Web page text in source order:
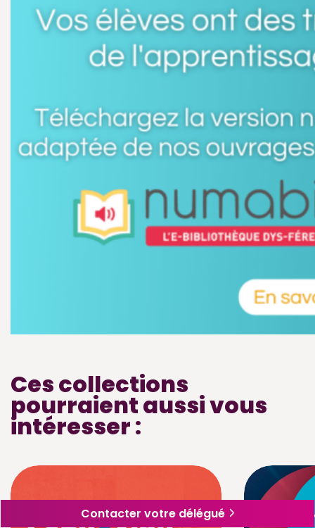
Contacter votre délégué
Ces collections
pourraient aussi vous
intéresser :